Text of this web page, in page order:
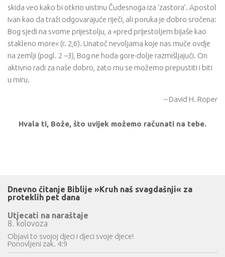
skida veo kako bi otkrio uistinu Čudesnoga iza ‘zastora’. Apostol
Ivan kao da traži odgovarajuće riječi, ali poruka je dobro sročena:
Bog sjedi na svome prijestolju, a »pred prijestoljem bijaše kao
stakleno more« (r. 2,6). Unatoč nevoljama koje nas muče ovdje
na zemlji (pogl. 2 –3), Bog ne hoda gore-dolje razmišljajući. On
aktivno radi za naše dobro, zato mu se možemo prepustiti i biti
u miru.
– David H. Roper
Hvala ti, Bože, što uvijek možemo računati na tebe.
Dnevno čitanje Biblije »Kruh naš svagdašnji« za
proteklih pet dana
Utjecati na naraštaje
8. kolovoza
Objavi to svojoj djeci i djeci svoje djece!
Ponovljeni zak. 4:9